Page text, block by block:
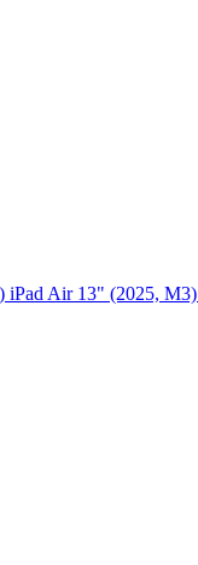
iPad Air 13" (2025, M3)